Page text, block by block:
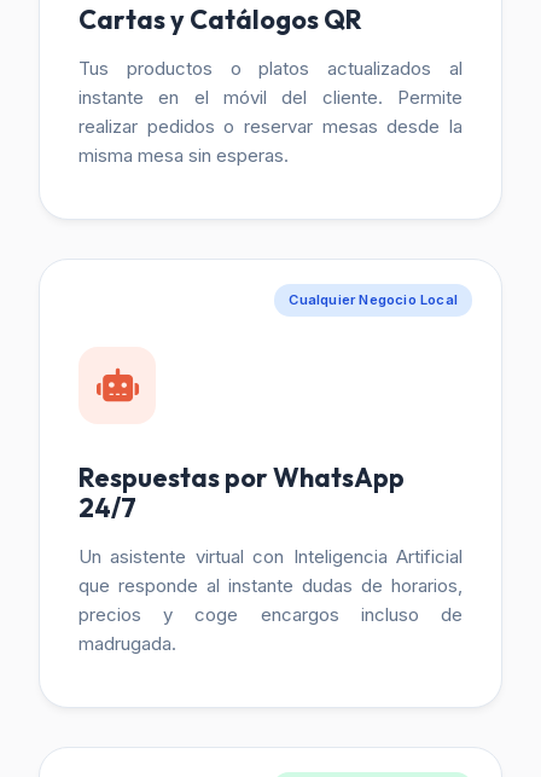
Cartas y Catálogos QR
Tus productos o platos actualizados al
instante en el móvil del cliente. Permite
realizar pedidos o reservar mesas desde la
misma mesa sin esperas.
Cualquier Negocio Local
Respuestas por WhatsApp
24/7
Un asistente virtual con Inteligencia Artificial
que responde al instante dudas de horarios,
precios y coge encargos incluso de
madrugada.